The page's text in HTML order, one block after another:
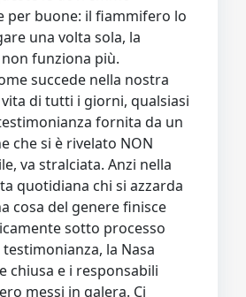
per buone: il fiammifero lo
una volta sola, la
funziona più.
succede nella nostra
di tutti i giorni, qualsiasi
fornita da un
che si è rivelato NON
va stralciata. Anzi nella
quotidiana chi si azzarda
cosa del genere finisce
sotto processo
la Nasa
chiusa e i responsabili
messi in galera. Ci